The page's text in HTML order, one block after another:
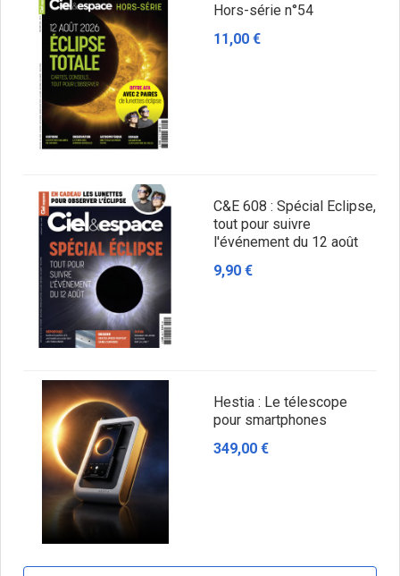
Hors-série n°54
11,00 €
C&E 608 : Spécial Eclipse,
tout pour suivre
l'événement du 12 août
9,90 €
Hestia : Le télescope
pour smartphones
349,00 €